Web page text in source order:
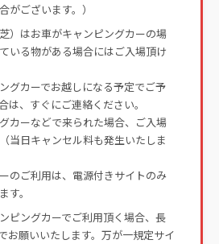
がございます。）
）はお車がキャンピングカーの場
いる物がある場合にはご入場頂け
グカーでお越しになる予定でご予
は、すぐにご連絡ください。
カーなどで来られた場合、ご入場
当日キャンセル料も発生いたしま
のご利用は、電源付きサイトのみ
す。
ピングカーでご利用頂く場合、長
お願いいたします。万が一規定サイ